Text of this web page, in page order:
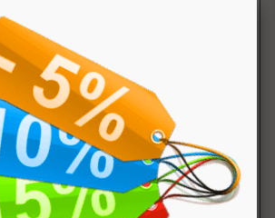
EAA Pro
Self Omninutrition
essenziali che favoriscono il recupero
il senso di stanch...